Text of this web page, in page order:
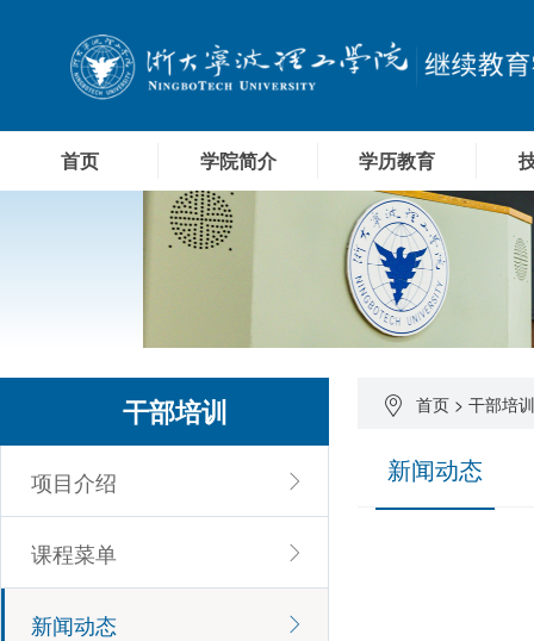
首页 学院简介 学历教育
首页 > 干部培训
新闻动态
干部培训
项目介绍
课程菜单
新闻动态